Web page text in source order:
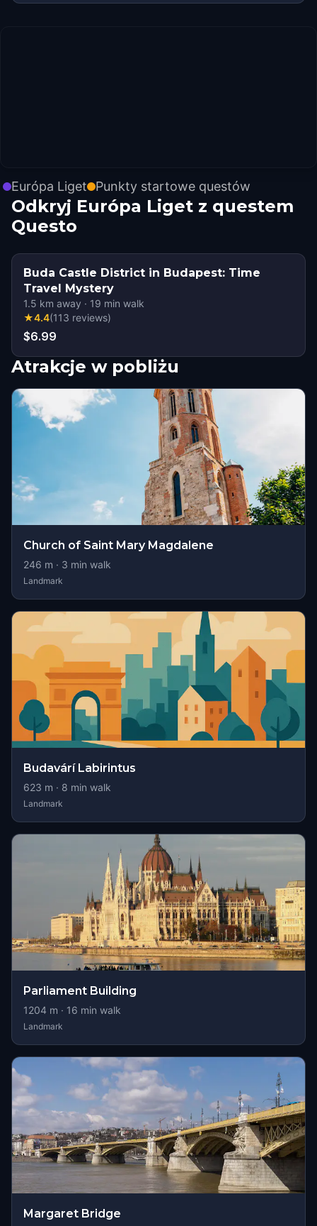
Európa Liget Punkty startowe questów
Odkryj Európa Liget z questem
Questo
Buda Castle District in Budapest: Time
Travel Mystery
1.5 km away · 19 min walk
★4.4(113 reviews)
$6.99
Atrakcje w pobliżu
Church of Saint Mary Magdalene
246 m · 3 min walk
Landmark
Budavárí Labirintus
623 m · 8 min walk
Landmark
Parliament Building
1204 m · 16 min walk
Landmark
Margaret Bridge